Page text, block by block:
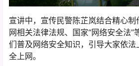
宣讲中，宣传民警陈芷岚结合精心
网相关法律法规、国家“网络安全法”
们普及网络安全知识，引导大家依法
全上网。